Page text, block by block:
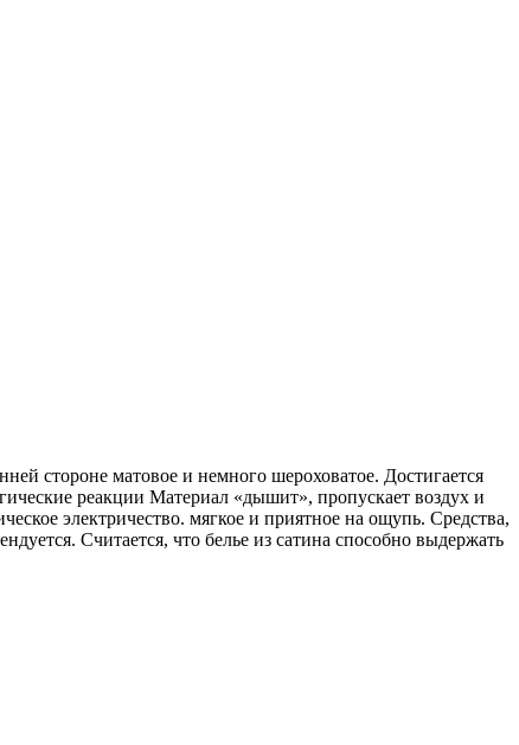
стороне матовое и немного шероховатое. Достигается
реакции Материал «дышит», пропускает воздух и
электричество. мягкое и приятное на ощупь. Средства,
Считается, что белье из сатина способно выдержать